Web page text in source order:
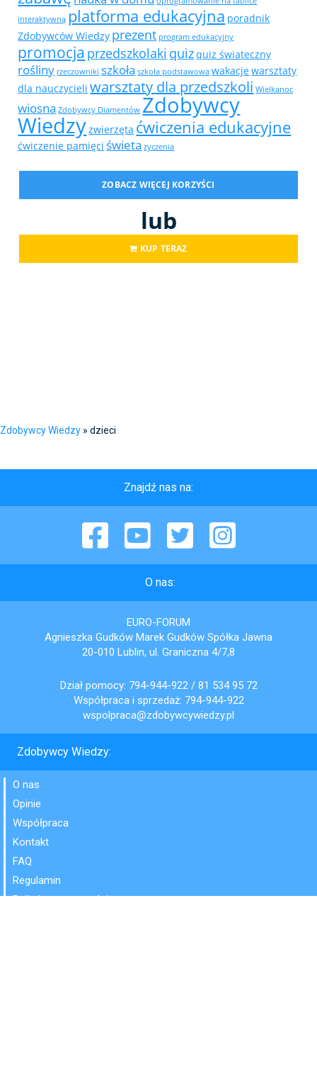
interaktywną platforma edukacyjna poradnik
Zdobywców Wiedzy prezent program edukacyjny
promocja przedszkolaki quizquiz świateczny
rośliny rzeczowniki szkoła szkoła podstawowa wakacjewarsztaty
dla nauczycieli warsztaty dla przedszkoli Wielkanoc
wiosna Zdobywcy Diamentów Zdobywcy
Wiedzyzwierzęta ćwiczenia edukacyjne
ćwiczenie pamięci świeta życzenia
ZOBACZ WIĘCEJ KORZYŚCI
lub
KUP TERAZ
Zdobywcy Wiedzy » dzieci
Znajdź nas na:
Facebook YouTube Twitter Instagram
O nas:
EURO-FORUM
Agnieszka Gudków Marek Gudków Spółka Jawna
20-010 Lublin, ul. Graniczna 4/7,8
Dział pomocy: 794-944-922/ 81 534 95 72
Współpraca i sprzedaż: 794-944-922
wspolpraca@zdobywcywiedzy.pl
Zdobywcy Wiedzy:
O nas
Opinie
Współpraca
Kontakt
FAQ
Regulamin
Polityka prywatności